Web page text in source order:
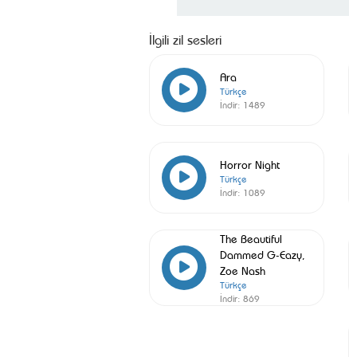
İlgili zil sesleri
Ara
Türkçe
İndir: 1489
Horror Night
Türkçe
İndir: 1089
The Beautiful
Dammed G-Eazy,
Zoe Nash
Türkçe
İndir: 869